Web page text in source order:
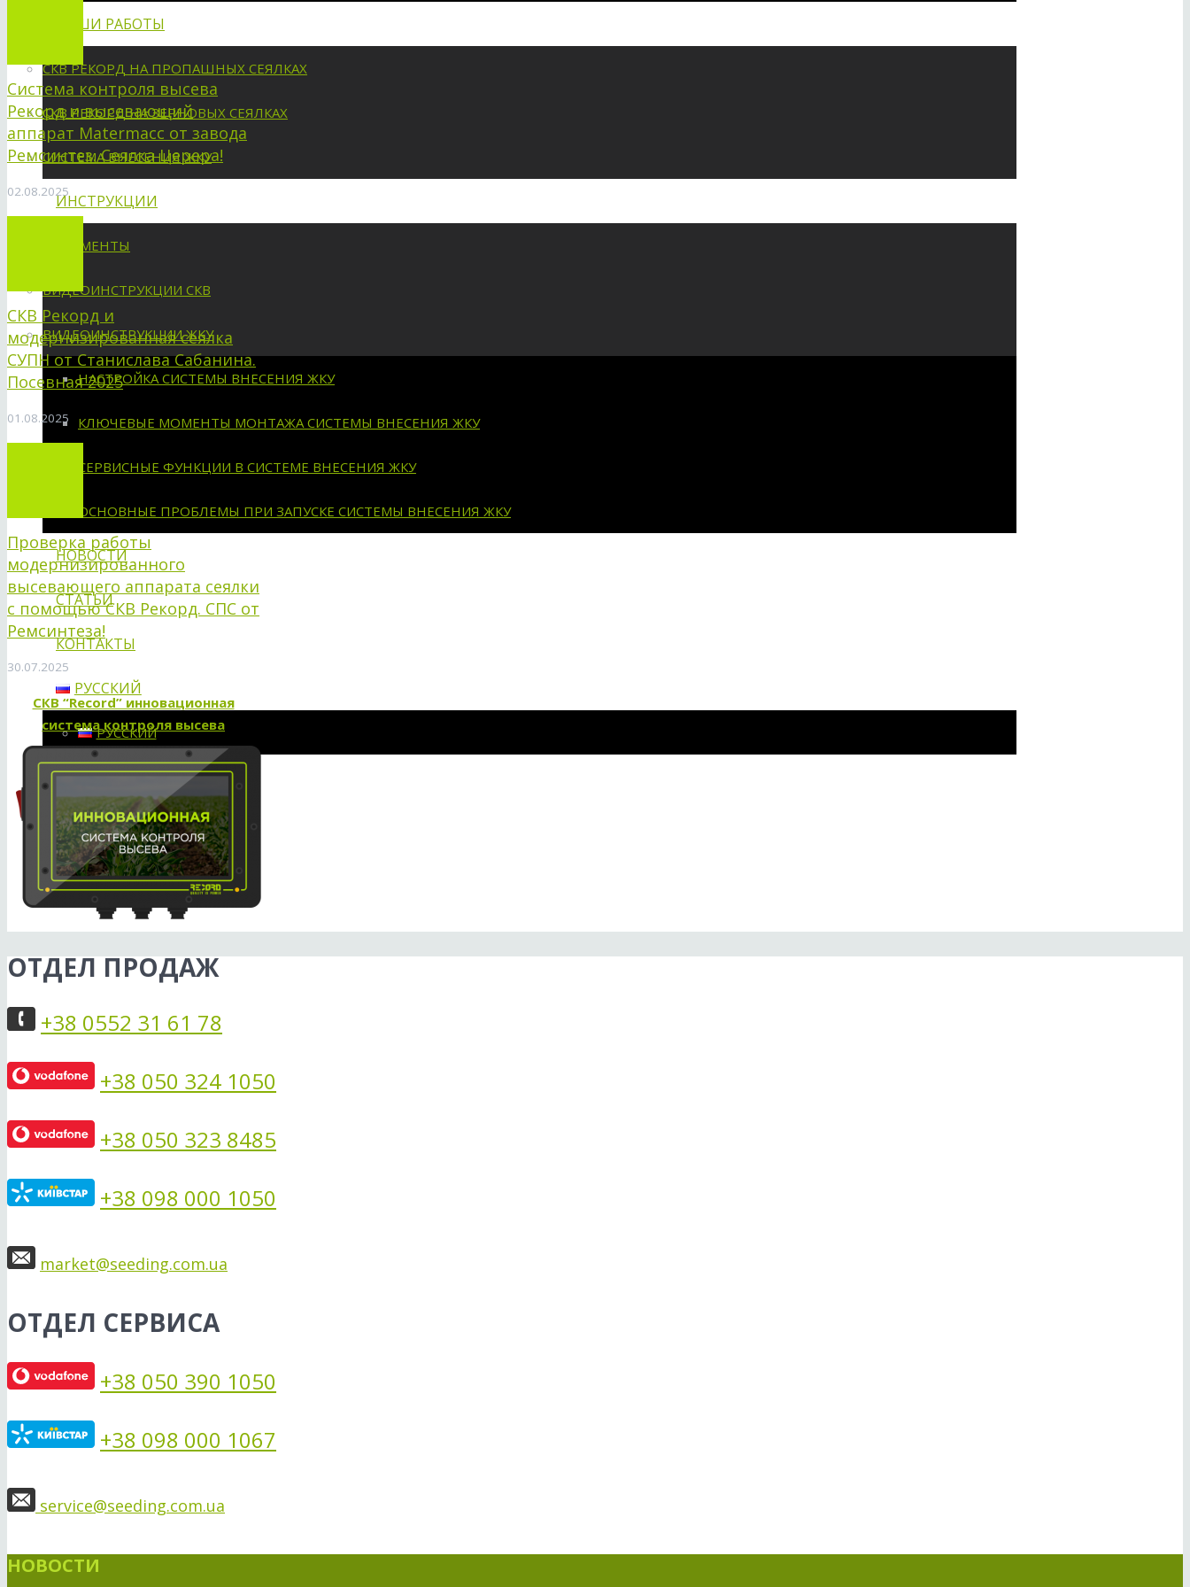
НАШИ РАБОТЫ
СКВ РЕКОРД НА ПРОПАШНЫХ СЕЯЛКАХ
СКВ РЕКОРД НА ЗЕРНОВЫХ СЕЯЛКАХ
СИСТЕМА ВНЕСЕНИЯ ЖКУ
ИНСТРУКЦИИ
ДОКУМЕНТЫ
ВИДЕОИНСТРУКЦИИ СКВ
ВИДЕОИНСТРУКЦИИ ЖКУ
НАСТРОЙКА СИСТЕМЫ ВНЕСЕНИЯ ЖКУ
КЛЮЧЕВЫЕ МОМЕНТЫ МОНТАЖА СИСТЕМЫ ВНЕСЕНИЯ ЖКУ
СЕРВИСНЫЕ ФУНКЦИИ В СИСТЕМЕ ВНЕСЕНИЯ ЖКУ
ОСНОВНЫЕ ПРОБЛЕМЫ ПРИ ЗАПУСКЕ СИСТЕМЫ ВНЕСЕНИЯ ЖКУ
НОВОСТИ
СТАТЬИ
КОНТАКТЫ
РУССКИЙ
РУССКИЙ
Система контроля высева
Рекорд и высевающий
аппарат Matermacc от завода
Ремсинтез. Сеялка Церера!
02.08.2025
СКВ Рекорд и
модернизированная сеялка
СУПН от Станислава Сабанина.
Посевная 2025
01.08.2025
Проверка работы
модернизированного
высевающего аппарата сеялки
с помощью СКВ Рекорд. СПС от
Ремсинтеза!
30.07.2025
СКВ “Record” инновационная
система контроля высева
ОТДЕЛ ПРОДАЖ
+38 0552 31 61 78
+38 050 324 1050
+38 050 323 8485
+38 098 000 1050
market@seeding.com.ua
ОТДЕЛ СЕРВИСА
+38 050 390 1050
+38 098 000 1067
service@seeding.com.ua
НОВОСТИ